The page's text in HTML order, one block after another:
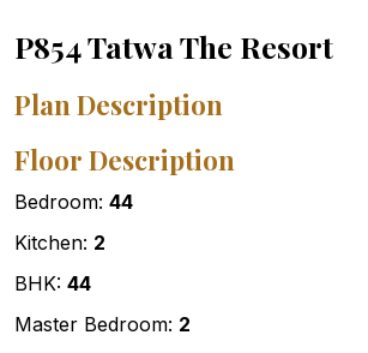
P854 Tatwa The Resort
Plan Description
Floor Description
Bedroom: 44
Kitchen: 2
BHK: 44
Master Bedroom: 2